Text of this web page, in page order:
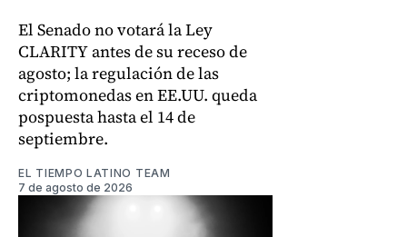
El Senado no votará la Ley
CLARITY antes de su receso de
agosto; la regulación de las
criptomonedas en EE.UU. queda
pospuesta hasta el 14 de
septiembre.
EL TIEMPO LATINO TEAM
7 de agosto de 2026